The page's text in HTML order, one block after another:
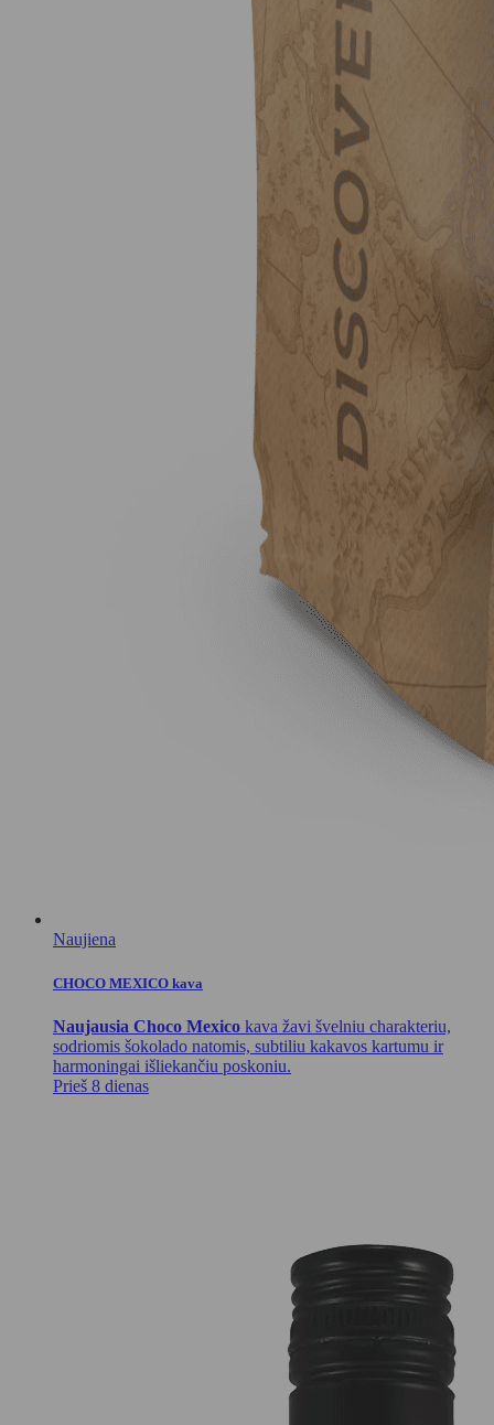
Naujiena
CHOCO MEXICO kava
Naujausia Choco Mexico kava žavi švelniu charakteriu,
sodriomis šokolado natomis, subtiliu kakavos kartumu ir
harmoningai išliekančiu poskoniu.
Prieš 8 dienas